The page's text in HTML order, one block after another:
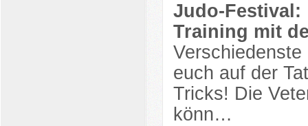
Judo-Festival:
Training mit
euch auf der
Tricks! Die
könn…